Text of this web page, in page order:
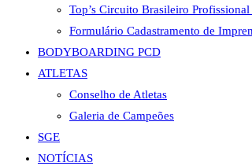
Top’s Circuito Brasileiro
Formulário Cadastramento de
BODYBOARDING PCD
ATLETAS
Conselho de Atletas
Galeria de Campeões
SGE
NOTÍCIAS